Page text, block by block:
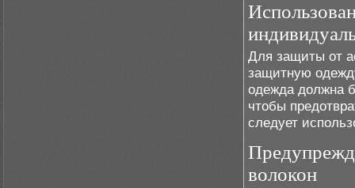
Для защиты от
защитную
одежда должна
чтобы
следует
волокон